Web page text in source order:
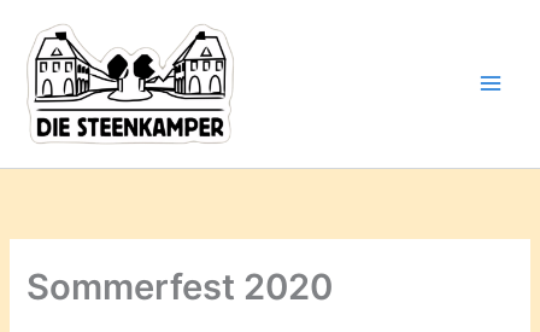
Inhalt
springen
Sommerfest 2020
deine
Mail-
Adresse
ein ...